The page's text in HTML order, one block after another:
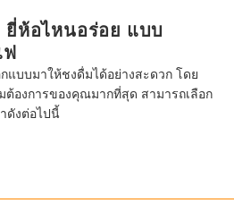
ยี่ห้อไหนอร่อย แบบ
ฟ
แบบมาให้ชงดื่มได้อย่างสะดวก โดย
ต้องการของคุณมากที่สุด สามารถเลือก
ดังต่อไปนี้